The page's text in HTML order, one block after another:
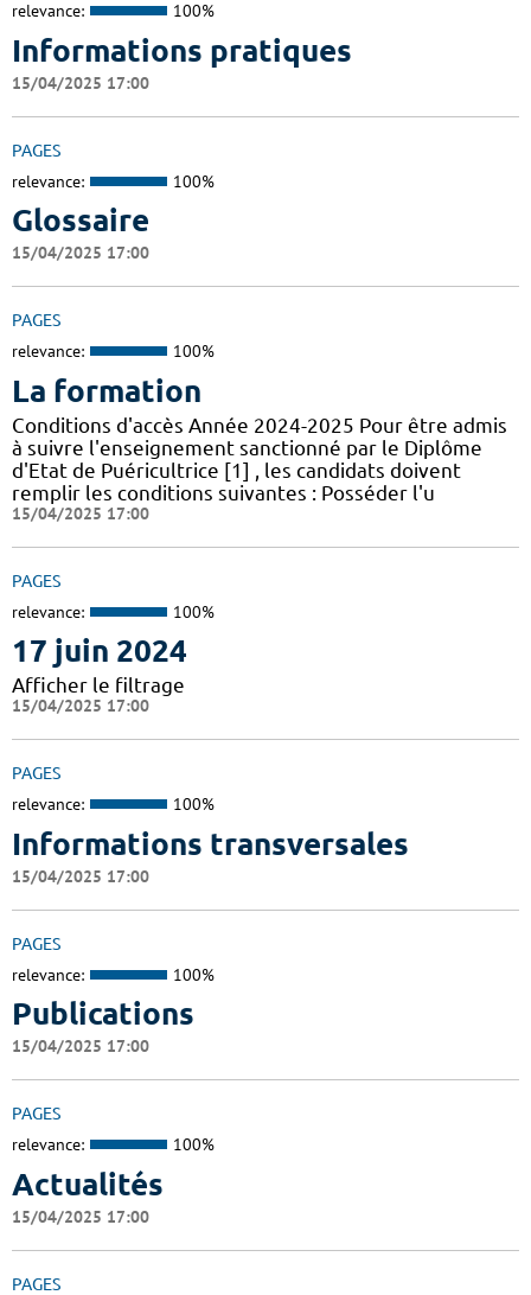
relevance: 100%
Informations pratiques
15/04/2025 17:00
PAGES
relevance: 100%
Glossaire
15/04/2025 17:00
PAGES
relevance: 100%
La formation
Conditions d'accès Année 2024-2025 Pour être admis
à suivre l'enseignement sanctionné par le Diplôme
d'Etat de Puéricultrice [1] , les candidats doivent
remplir les conditions suivantes : Posséder l'u
15/04/2025 17:00
PAGES
relevance: 100%
17 juin 2024
Afficher le filtrage
15/04/2025 17:00
PAGES
relevance: 100%
Informations transversales
15/04/2025 17:00
PAGES
relevance: 100%
Publications
15/04/2025 17:00
PAGES
relevance: 100%
Actualités
15/04/2025 17:00
PAGES